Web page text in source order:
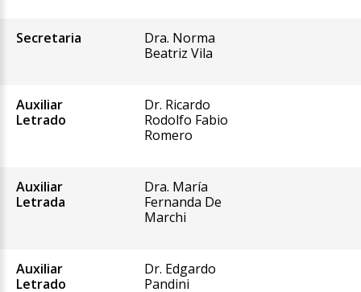
Secretaria
Dra. Norma
Beatriz Vila
Auxiliar
Letrado
Dr. Ricardo
Rodolfo Fabio
Romero
Auxiliar
Letrada
Dra. María
Fernanda De
Marchi
Auxiliar
Letrado
Dr. Edgardo
Pandini